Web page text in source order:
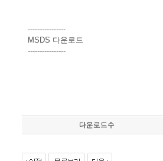
----------------
MSDS 다운로드
----------------
다운로드수